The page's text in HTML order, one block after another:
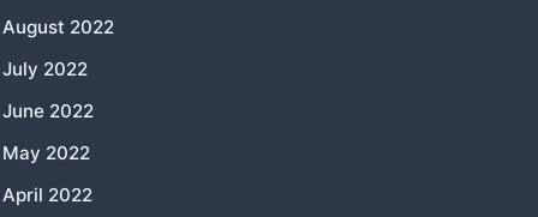
August 2022
July 2022
June 2022
May 2022
April 2022